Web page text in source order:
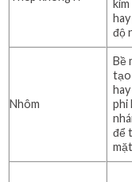
kim
độ
Nhôm
Bề
tạo
phi
để